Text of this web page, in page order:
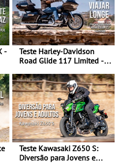
-
Teste Harley-Davidson
Road Glide 117 Limited - A
Teste Kawasaki Z650 S:
Diversão para Jovens e